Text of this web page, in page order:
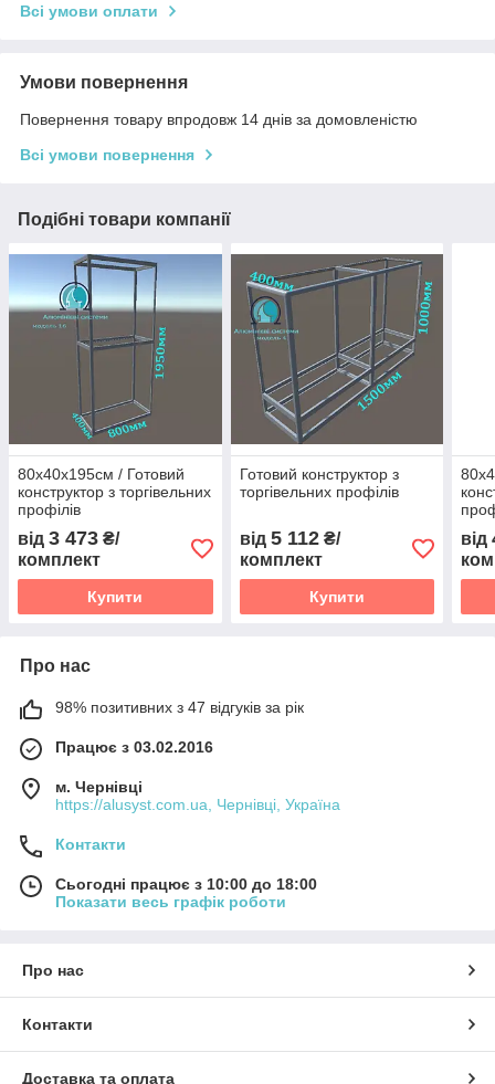
Всі умови оплати
Умови повернення
Повернення товару впродовж 14 днів за домовленістю
Всі умови повернення
Подібні товари компанії
80х40х195см / Готовий
конструктор з торгівельних
профілів
від 3 473 ₴/
комплект
Купити
Готовий конструктор з
торгівельних профілів
від 5 112₴/
комплект
Купити
від
Про нас
98% позитивних з 47 відгуків за рік
Працює з 03.02.2016
м. Чернівці
https://alusyst.com.ua, Чернівці, Україна
Контакти
Сьогодні працює з 10:00 до 18:00
Показати весь графік роботи
Про нас
Контакти
Доставка та оплата